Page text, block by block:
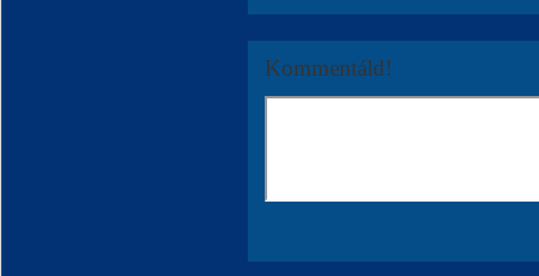
Kommentáld!